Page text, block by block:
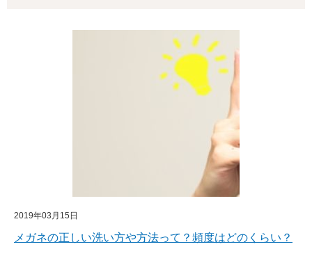
2019年03月15日
メガネの正しい洗い方や方法って？頻度はどのくらい？